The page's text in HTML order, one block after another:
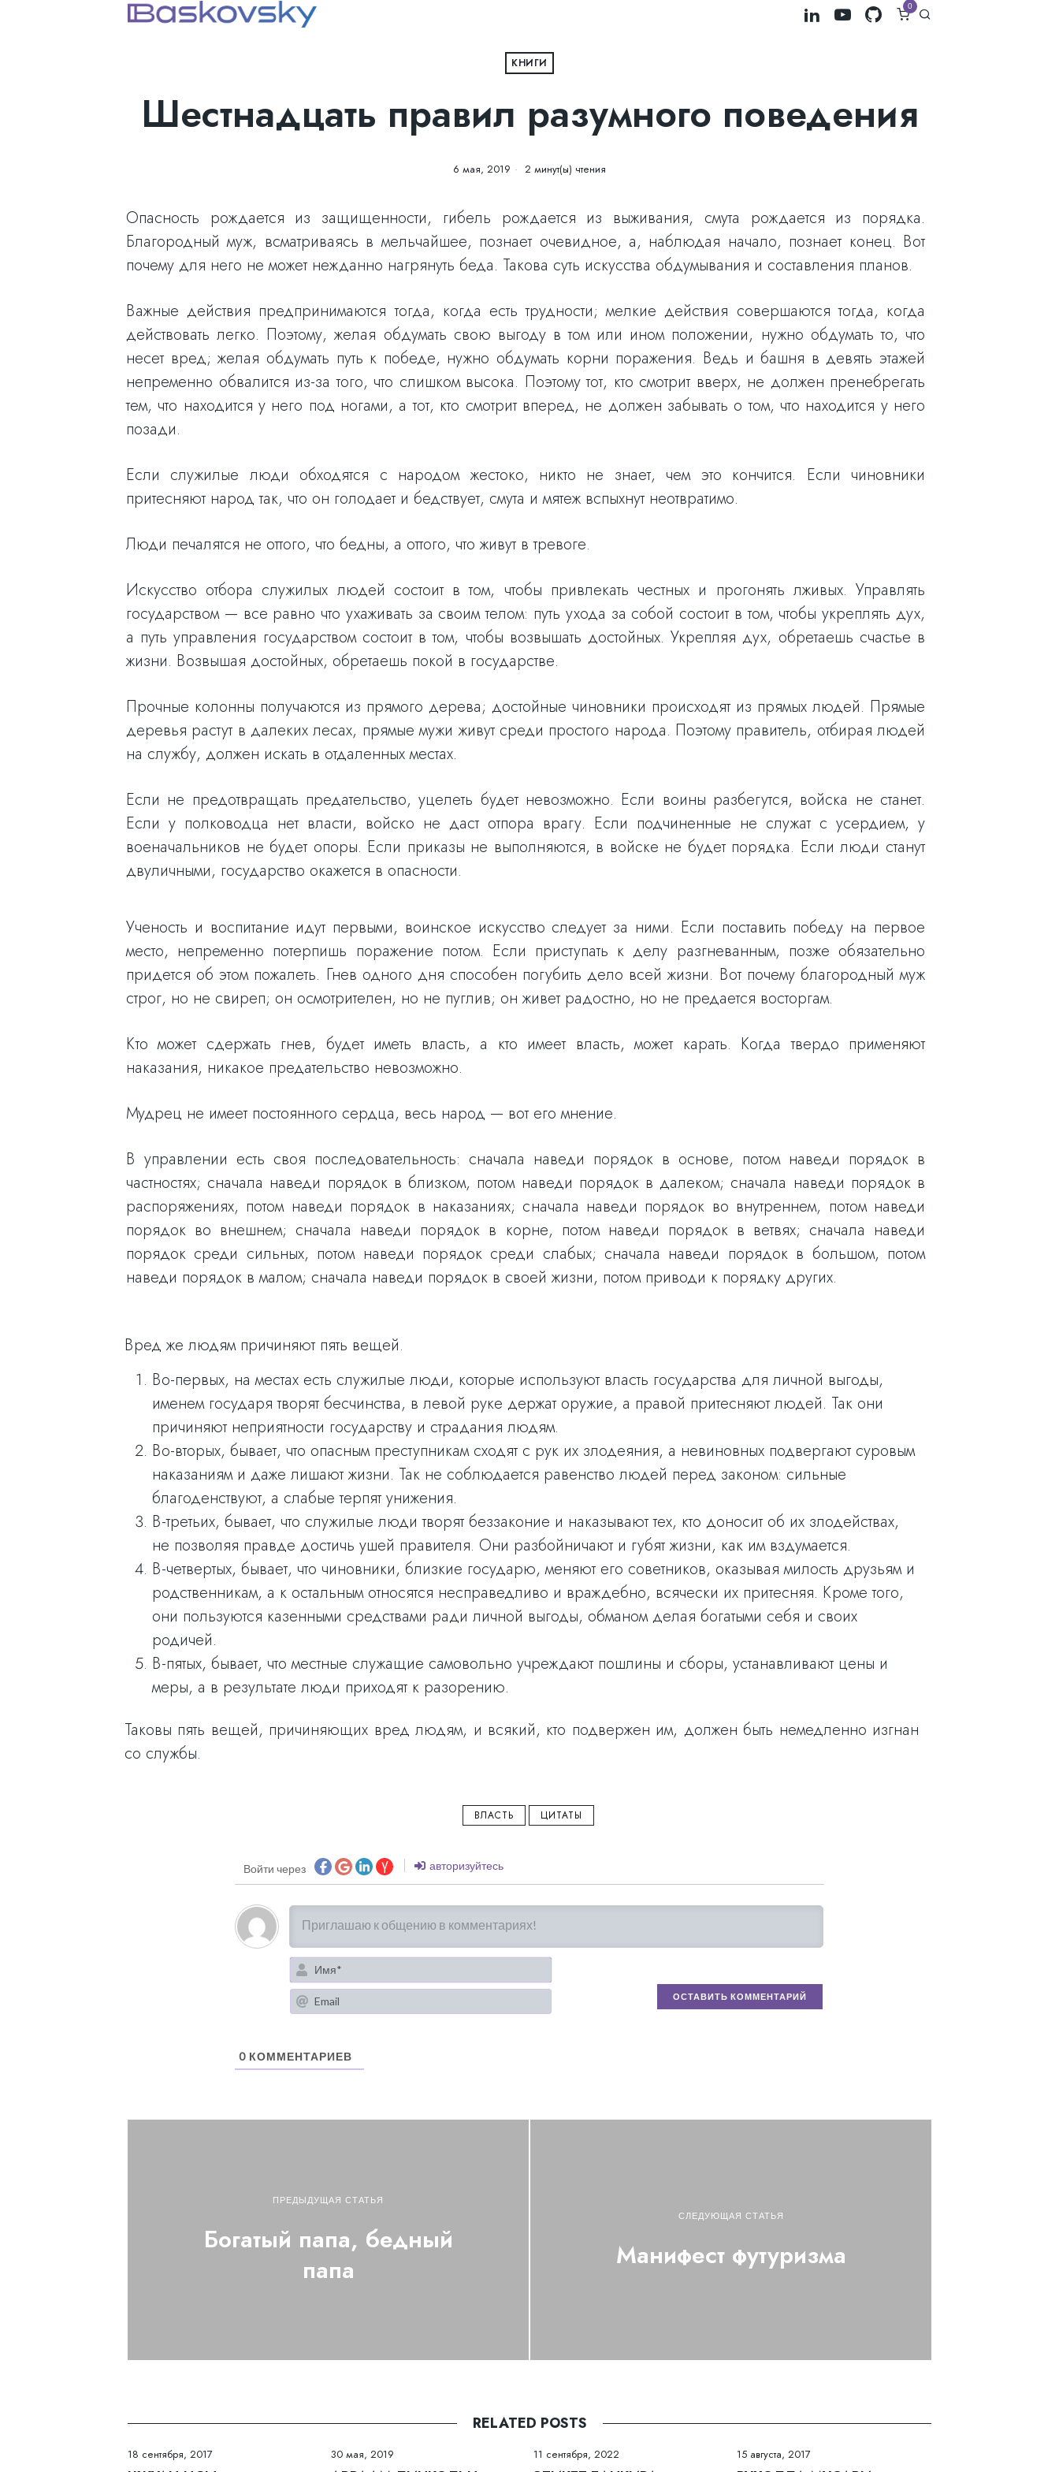
0
КНИГИ
Шестнадцать правил разумного поведения
6 мая, 2019 2 минут(ы) чтения
Опасность рождается из защищенности, гибель рождается из выживания, смута рождается из порядка.
Благородный муж, всматриваясь в мельчайшее, познает очевидное, а, наблюдая начало, познает конец. Вот
почему для него не может нежданно нагрянуть беда. Такова суть искусства обдумывания и составления планов.
Важные действия предпринимаются тогда, когда есть трудности; мелкие действия совершаются тогда, когда
действовать легко. Поэтому, желая обдумать свою выгоду в том или ином положении, нужно обдумать то, что
несет вред; желая обдумать путь к победе, нужно обдумать корни поражения. Ведь и башня в девять этажей
непременно обвалится из-за того, что слишком высока. Поэтому тот, кто смотрит вверх, не должен пренебрегать
тем, что находится у него под ногами, а тот, кто смотрит вперед, не должен забывать о том, что находится у него
позади.
Если служилые люди обходятся с народом жестоко, никто не знает, чем это кончится. Если чиновники
притесняют народ так, что он голодает и бедствует, смута и мятеж вспыхнут неотвратимо.
Люди печалятся не оттого, что бедны, а оттого, что живут в тревоге.
Искусство отбора служилых людей состоит в том, чтобы привлекать честных и прогонять лживых. Управлять
государством — все равно что ухаживать за своим телом: путь ухода за собой состоит в том, чтобы укреплять дух,
а путь управления государством состоит в том, чтобы возвышать достойных. Укрепляя дух, обретаешь счастье в
жизни. Возвышая достойных, обретаешь покой в государстве.
Прочные колонны получаются из прямого дерева; достойные чиновники происходят из прямых людей. Прямые
деревья растут в далеких лесах, прямые мужи живут среди простого народа. Поэтому правитель, отбирая людей
на службу, должен искать в отдаленных местах.
Если не предотвращать предательство, уцелеть будет невозможно. Если воины разбегутся, войска не станет.
Если у полководца нет власти, войско не даст отпора врагу. Если подчиненные не служат с усердием, у
военачальников не будет опоры. Если приказы не выполняются, в войске не будет порядка. Если люди станут
двуличными, государство окажется в опасности.
Ученость и воспитание идут первыми, воинское искусство следует за ними. Если поставить победу на первое
место, непременно потерпишь поражение потом. Если приступать к делу разгневанным, позже обязательно
придется об этом пожалеть. Гнев одного дня способен погубить дело всей жизни. Вот почему благородный муж
строг, но не свиреп; он осмотрителен, но не пуглив; он живет радостно, но не предается восторгам.
Кто может сдержать гнев, будет иметь власть, а кто имеет власть, может карать. Когда твердо применяют
наказания, никакое предательство невозможно.
Мудрец не имеет постоянного сердца, весь народ — вот его мнение.
В управлении есть своя последовательность: сначала наведи порядок в основе, потом наведи порядок в
частностях; сначала наведи порядок в близком, потом наведи порядок в далеком; сначала наведи порядок в
распоряжениях, потом наведи порядок в наказаниях; сначала наведи порядок во внутреннем, потом наведи
порядок во внешнем; сначала наведи порядок в корне, потом наведи порядок в ветвях; сначала наведи
порядок среди сильных, потом наведи порядок среди слабых; сначала наведи порядок в большом, потом
наведи порядок в малом; сначала наведи порядок в своей жизни, потом приводи к порядку других.
Вред же людям причиняют пять вещей.
Во-первых, на местах есть служилые люди, которые используют власть государства для личной выгоды,
именем государя творят бесчинства, в левой руке держат оружие, а правой притесняют людей. Так они
причиняют неприятности государству и страдания людям.
Во-вторых, бывает, что опасным преступникам сходят с рук их злодеяния, а невиновных подвергают суровым
наказаниям и даже лишают жизни. Так не соблюдается равенство людей перед законом: сильные
благоденствуют, а слабые терпят унижения.
В-третьих, бывает, что служилые люди творят беззаконие и наказывают тех, кто доносит об их злодействах,
не позволяя правде достичь ушей правителя. Они разбойничают и губят жизни, как им вздумается.
В-четвертых, бывает, что чиновники, близкие государю, меняют его советников, оказывая милость друзьям и
родственникам, а к остальным относятся несправедливо и враждебно, всячески их притесняя. Кроме того,
они пользуются казенными средствами ради личной выгоды, обманом делая богатыми себя и своих
родичей.
В-пятых, бывает, что местные служащие самовольно учреждают пошлины и сборы, устанавливают цены и
меры, а в результате люди приходят к разорению.
Таковы пять вещей, причиняющих вред людям, и всякий, кто подвержен им, должен быть немедленно изгнан
со службы.
ВЛАСТЬ ЦИТАТЫ
Войти через авторизуйтесь
Имя*
Email
0 КОММЕНТАРИЕВ
ПРЕДЫДУЩАЯ СТАТЬЯ
Богатый папа, бедный
папа
СЛЕДУЮЩАЯ СТАТЬЯ
Манифест футуризма
RELATED POSTS
18 сентября, 2017 30 мая, 2019 11 сентября, 2022 15 августа, 2017